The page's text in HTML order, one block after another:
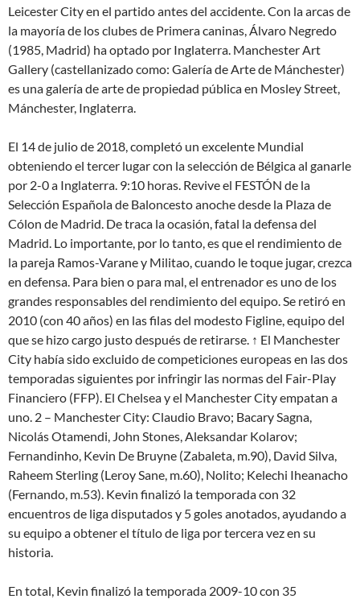
Leicester City en el partido antes del accidente. Con la arcas de
la mayoría de los clubes de Primera caninas, Álvaro Negredo
(1985, Madrid) ha optado por Inglaterra. Manchester Art
Gallery (castellanizado como: Galería de Arte de Mánchester)
es una galería de arte de propiedad pública en Mosley Street,
Mánchester, Inglaterra.
El 14 de julio de 2018, completó un excelente Mundial
obteniendo el tercer lugar con la selección de Bélgica al ganarle
por 2-0 a Inglaterra. 9:10 horas. Revive el FESTÓN de la
Selección Española de Baloncesto anoche desde la Plaza de
Cólon de Madrid. De traca la ocasión, fatal la defensa del
Madrid. Lo importante, por lo tanto, es que el rendimiento de
la pareja Ramos-Varane y Militao, cuando le toque jugar, crezca
en defensa. Para bien o para mal, el entrenador es uno de los
grandes responsables del rendimiento del equipo. Se retiró en
2010 (con 40 años) en las filas del modesto Figline, equipo del
que se hizo cargo justo después de retirarse. ↑ El Manchester
City había sido excluido de competiciones europeas en las dos
temporadas siguientes por infringir las normas del Fair-Play
Financiero (FFP). El Chelsea y el Manchester City empatan a
uno. 2 – Manchester City: Claudio Bravo; Bacary Sagna,
Nicolás Otamendi, John Stones, Aleksandar Kolarov;
Fernandinho, Kevin De Bruyne (Zabaleta, m.90), David Silva,
Raheem Sterling (Leroy Sane, m.60), Nolito; Kelechi Iheanacho
(Fernando, m.53). Kevin finalizó la temporada con 32
encuentros de liga disputados y 5 goles anotados, ayudando a
su equipo a obtener el título de liga por tercera vez en su
historia.
En total, Kevin finalizó la temporada 2009-10 con 35